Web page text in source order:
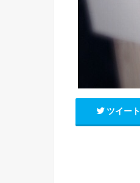
ツイート